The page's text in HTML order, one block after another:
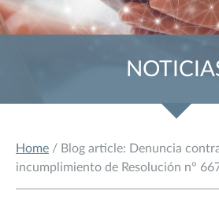
Home / Blog article: Denuncia
incumplimiento de Resolución n°